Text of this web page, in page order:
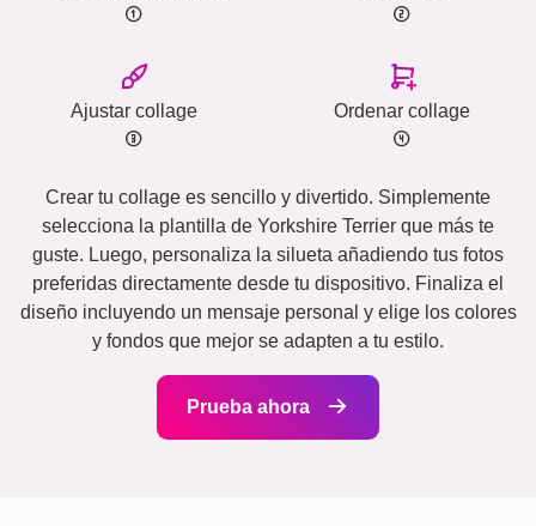
Ajustar collage Ordenar collage
Crear tu collage es sencillo y divertido. Simplemente
selecciona la plantilla de Yorkshire Terrier que más te
guste. Luego, personaliza la silueta añadiendo tus fotos
preferidas directamente desde tu dispositivo. Finaliza el
diseño incluyendo un mensaje personal y elige los colores
y fondos que mejor se adapten a tu estilo.
Prueba ahora